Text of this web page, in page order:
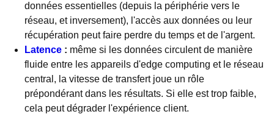
données essentielles (depuis la périphérie vers le
réseau, et inversement), l'accès aux données ou leur
récupération peut faire perdre du temps et de l'argent.
Latence : même si les données circulent de manière
fluide entre les appareils d'edge computing et le réseau
central, la vitesse de transfert joue un rôle
prépondérant dans les résultats. Si elle est trop faible,
cela peut dégrader l'expérience client.